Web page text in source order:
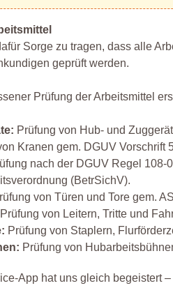
Sorge zu tragen, dass alle
geprüft werden.
Prüfung der Arbeitsmittel
Prüfung von Hub- und
Kranen gem. DGUV Vorschrift
nach der DGUV Regel
(BetrSichV).
von Türen und Tore gem.
Prüfung von Leitern, Tritte und
Prüfung von Staplern,
Prüfung von
App hat uns gleich begeistert